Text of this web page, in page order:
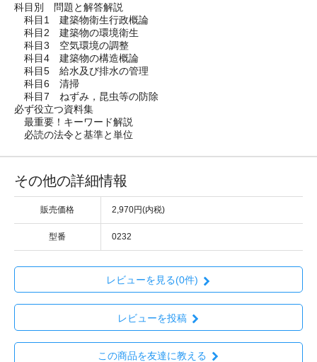
科目別 問題と解答解説
科目1 建築物衛生行政概論
科目2 建築物の環境衛生
科目3 空気環境の調整
科目4 建築物の構造概論
科目5 給水及び排水の管理
科目6 清掃
科目7 ねずみ，昆虫等の防除
必ず役立つ資料集
最重要！キーワード解説
必読の法令と基準と単位
その他の詳細情報
販売価格 2,970円(内税)
型番 0232
レビューを見る(0件)
レビューを投稿
この商品を友達に教える